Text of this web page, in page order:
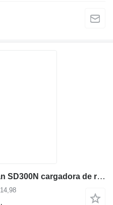
Tapa de válvula para Doosan SD300N cargadora de ruedas